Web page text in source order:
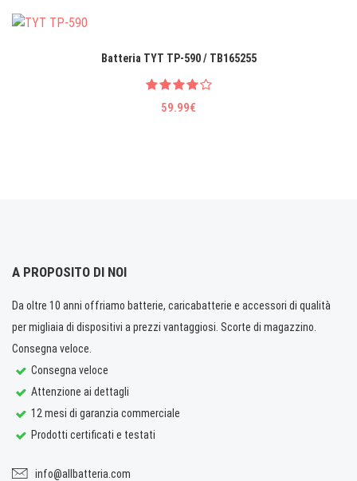
Batteria TYT TP-590 / TB165255
59.99€
A PROPOSITO DI NOI
Da oltre 10 anni offriamo batterie, caricabatterie e accessori di qualità
per migliaia di dispositivi a prezzi vantaggiosi. Scorte di magazzino.
Consegna veloce.
Consegna veloce
Attenzione ai dettagli
12 mesi di garanzia commerciale
Prodotti certificati e testati
info@allbatteria.com